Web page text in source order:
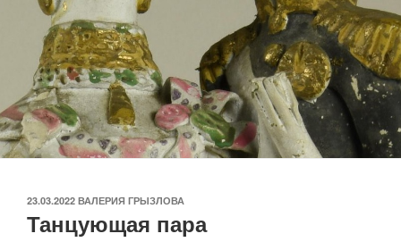
ОПУБЛИКОВАНО
23.03.2022 ВАЛЕРИЯ ГРЫЗЛОВА
Танцующая пара